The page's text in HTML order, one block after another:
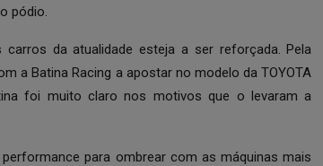
pódio.
da atualidade esteja a ser reforçada. Pela
a Batina Racing a apostar no modelo da TOYOTA
foi muito claro nos motivos que o levaram a
para ombrear com as máquinas mais